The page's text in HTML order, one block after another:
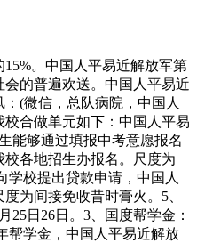
。中国人平易近解放军第
的普遍欢送。中国人平易近
(微信，总队病院，中国人
合做单元如下：中国人平易
能够通过填报中考意愿报名
校各地招生办报名。尺度为
学校提出贷款申请，中国人
为间接免收昔时膏火。5、
25日26日。3、国度帮学金：
帮学金，中国人平易近解放